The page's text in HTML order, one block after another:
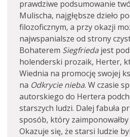
prawdziwe podsumowanie
Mulischa, najgłębsze dzieło
filozoficznym, a przy okazji
najwspanialsze od strony
Bohaterem Siegfrieda jest
holenderski prozaik, Herter,
Wiednia na promocję swojej
na Odkrycie nieba. W czasie
autorskiego do Hertera
starszych ludzi. Dalej fabuła
sposób, który
Okazuje się, że starsi ludzie